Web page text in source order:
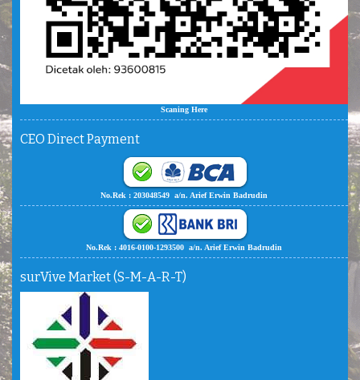
Scaning Here
CEO Direct Payment
No.Rek : 203048549 a/n. Arief Erwin Badrudin
No.Rek : 4016-0100-1293500 a/n. Arief Erwin Badrudin
surVive Market (S-M-A-R-T)